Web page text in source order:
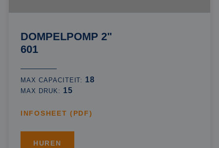
DOMPELPOMP 2"
601
MAX CAPACITEIT: 18
MAX DRUK: 15
INFOSHEET (PDF)
HUREN